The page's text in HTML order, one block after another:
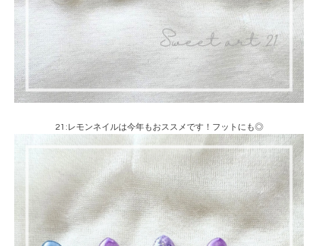
21:レモンネイルは今年もおススメです！フットにも◎